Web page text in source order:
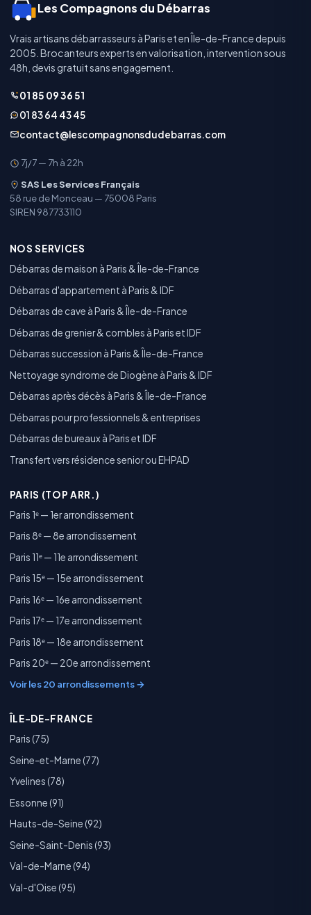
Les Compagnons du Débarras
Vrais artisans débarrasseurs à Paris et en Île-de-France depuis
2005. Brocanteurs experts en valorisation, intervention sous
48h, devis gratuit sans engagement.
01 85 09 36 51
01 83 64 43 45
contact@lescompagnonsdudebarras.com
7j/7 — 7h à 22h
SAS Les Services Français
58 rue de Monceau — 75008 Paris
SIREN 987733110
NOS SERVICES
Débarras de maison à Paris & Île-de-France
Débarras d'appartement à Paris & IDF
Débarras de cave à Paris & Île-de-France
Débarras de grenier & combles à Paris et IDF
Débarras succession à Paris & Île-de-France
Nettoyage syndrome de Diogène à Paris & IDF
Débarras après décès à Paris & Île-de-France
Débarras pour professionnels & entreprises
Débarras de bureaux à Paris et IDF
Transfert vers résidence senior ou EHPAD
PARIS (TOP ARR.)
Paris 1ᵉ — 1er arrondissement
Paris 8ᵉ — 8e arrondissement
Paris 11ᵉ — 11e arrondissement
Paris 15ᵉ — 15e arrondissement
Paris 16ᵉ — 16e arrondissement
Paris 17ᵉ — 17e arrondissement
Paris 18ᵉ — 18e arrondissement
Paris 20ᵉ — 20e arrondissement
Voir les 20 arrondissements →
ÎLE-DE-FRANCE
Paris (75)
Seine-et-Marne (77)
Yvelines (78)
Essonne (91)
Hauts-de-Seine (92)
Seine-Saint-Denis (93)
Val-de-Marne (94)
Val-d'Oise (95)